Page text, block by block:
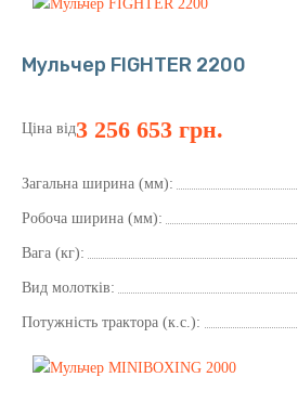
Мульчер FIGHTER 2200
Ціна від3 256 653 грн.
Загальна ширина (мм):
Робоча ширина (мм):
Вага (кг):
Вид молотків:
Потужність трактора (к.с.):